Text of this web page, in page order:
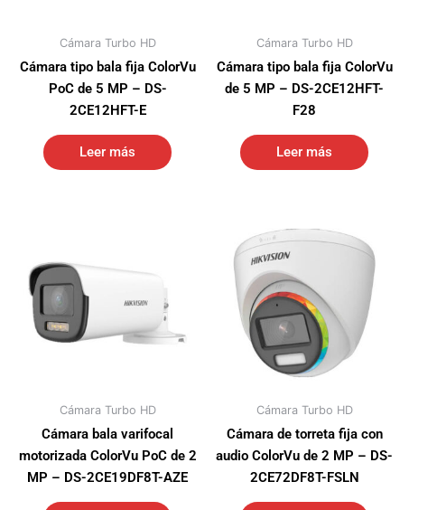
Cámara Turbo HD
Cámara tipo bala fija ColorVu
PoC de 5 MP – DS-
2CE12HFT-E
Leer más
Cámara Turbo HD
Cámara tipo bala fija ColorVu
de 5 MP – DS-2CE12HFT-
F28
Leer más
Cámara Turbo HD
Cámara bala varifocal
motorizada ColorVu PoC de 2
MP – DS-2CE19DF8T-AZE
Cámara Turbo HD
Cámara de torreta fija con
audio ColorVu de 2 MP – DS-
2CE72DF8T-FSLN